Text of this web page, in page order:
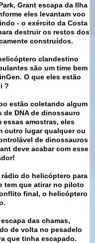
Grant escapa da Ilha
eles levantam voo
- o exército da Costa
destruir os restos dos
construídos.
clandestino
são um time bem
O que eles estão
?
estão coletando algum
de DNA de dinossauro
essas amostras, eles
outro lugar qualquer ou
de dinossauros
deve acabar com esse
do helicóptero para
tem que atirar no piloto
final, o helicóptero
das chamas,
de volta no pesadelo
que tinha escapado.